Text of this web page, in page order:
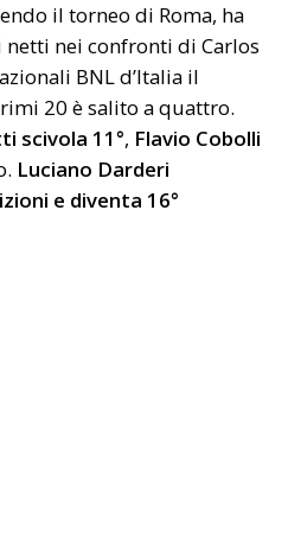
il torneo di Roma, ha
nei confronti di Carlos
BNL d’Italia il
20 è salito a quattro.
scivola 11°, Flavio Cobolli
Luciano Darderi
e diventa 16°